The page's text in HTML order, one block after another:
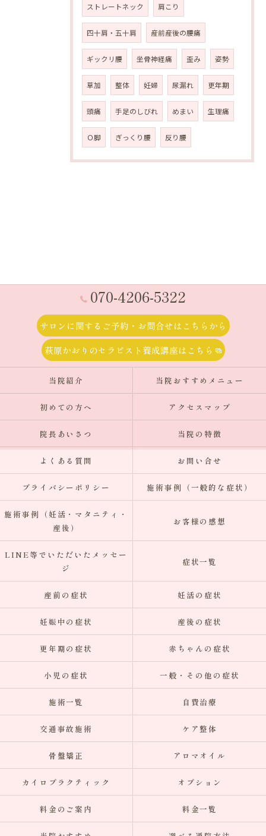
ストレートネック 肩こり
四十肩・五十肩 産前産後の腰痛
ギックリ腰 坐骨神経痛 歪み 姿勢
草加 整体 妊婦 尿漏れ 更年期
頭痛 手足のしびれ めまい 生理痛
Ｏ脚 ぎっくり腰 反り腰
070-4206-5322
サロンに関するご予約・お問合せはこちらから
萩原かおりのセラピスト養成講座はこちら
当院紹介 当院おすすめメニュー
初めての方へ アクセスマップ
院長あいさつ 当院の特徴
よくある質問 お問い合せ
プライバシーポリシー 施術事例（一般的な症状）
施術事例（妊活・マタニティ・
産後）
お客様の感想
LINE等でいただいたメッセー
ジ
症状一覧
産前の症状 妊活の症状
妊娠中の症状 産後の症状
更年期の症状 赤ちゃんの症状
小児の症状 一般・その他の症状
施術一覧 自費治療
交通事故施術 ケア整体
骨盤矯正 アロマオイル
カイロプラクティック オプション
料金のご案内 料金一覧